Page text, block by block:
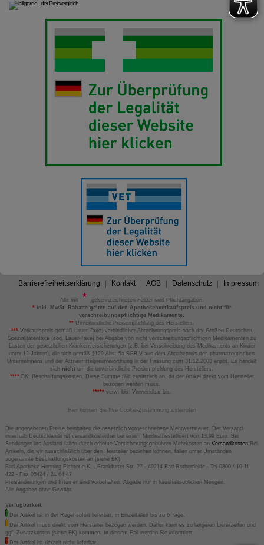
Barrierefreiheitserklärung Kontakt AGB Datenschutz Impressum
Alle mit
gekennzeichneten Felder sind Pflichtangaben.
*inkl. MwSt. Rabatte gelten auf den Apothekenverkaufspreis und nicht für
verschreibungspflichtige Medikamente.
** Unverbindliche Preisempfehlung des Herstellers.
*** Verkaufspreis gemäß Lauer-Taxe; verbindlicher Abrechnungspreis nach der Großen Deutschen
Spezialitätentaxe (sog. Lauer-Taxe) bei Abgabe von nicht verschreibungspflichtigen Medikamenten zu
Lasten der gesetzlichen Krankenversicherungen (z.B. bei Verschreibung des Medikaments an Kinder
unter 12 Jahren), die sich gemäß §129 Abs. 5a SGB V aus dem Abgabepreis des pharmazeutischen
Unternehmens und der Arzneimittelpreisverordnung in der Fassung zum 31.12.2003 ergibt. Es handelt
sich nicht um die unverbindliche Preisempfehlung des Herstellers.
****BK: Beschaffungskosten. Diese Summe fällt zusätzlich an, da der Artikel direkt vom Hersteller
bezogen werden muss.
*****verw. bis: Verwendbar bis.
Hier können Sie Ihre Cookie-Zustimmung widerrufen
Die angegebenen Preise beinhalten die gesetzlich vorgeschriebene Mehrwertsteuer. Der Versand
innerhalb Deutschlands ist versandkostenfrei bei einem Mindestbestellwert von 13,99 Euro. Bei
Sendungen ins Ausland fallen durch erhöhte Versicherungsgebühren Mehrkosten an VersandkostenBei
Artikeln, die wir ausschließlich über den Hersteller beziehen können, fallen unter Umständen
sogenannte Beschaffungskosten an (siehe BK).
Bad Apotheke Henning Fichter e.K. - Frankfurter Str. 27 - 49214 Bad Rothenfelde - Tel 0800 / 10 11
422 - Fax 05424 / 21 64 47
Preisänderungen und Irrtümer sind vorbehalten. Abgabe nur in haushaltsüblichen Mengen.
Alle Angaben ohne Gewähr.
Verfügbarkeit:
Der Artikel ist in der Regel sofort lieferbar, in Einzelfällen bis zu 6 Tage.
Der Artikel muss direkt vom Hersteller bezogen werden. Daher kann es zu längeren Lieferzeiten und
ggf. Zusatzkosten (siehe BK) kommen. In diesem Fall werden Sie informiert.
Der Artikel ist derzeit nicht lieferbar.